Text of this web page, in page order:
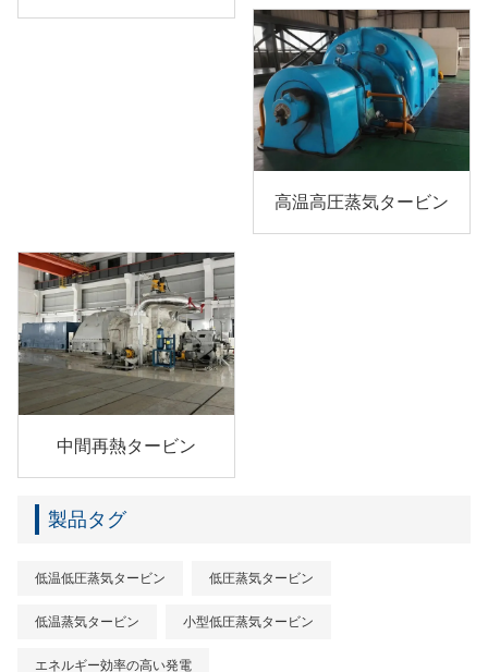
高温高圧蒸気タービン
中間再熱タービン
製品タグ
低温低圧蒸気タービン 低圧蒸気タービン
低温蒸気タービン 小型低圧蒸気タービン
エネルギー効率の高い発電